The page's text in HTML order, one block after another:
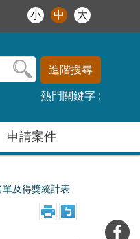
小 中 大
進階搜尋
熱門關鍵字
申請案件
及得獎統計表